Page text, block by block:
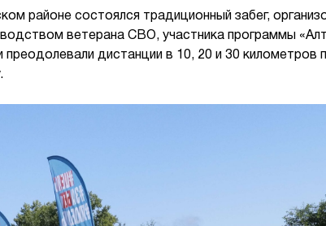
районе состоялся традиционный забег,
ветерана СВО, участника программы
преодолевали дистанции в 10, 20 и 30 километров